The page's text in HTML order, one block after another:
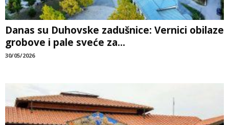
Danas su Duhovske zadušnice: Vernici obilaze
grobove i pale sveće za...
30/05/2026